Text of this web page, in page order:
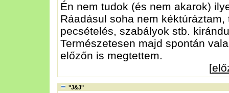
Én nem tudok (és nem akarok)
Ráadásul soha nem
pecsételés, szabályok stb.
Természetesen majd spontán
előzőn is megtettem.
[
"J&J"